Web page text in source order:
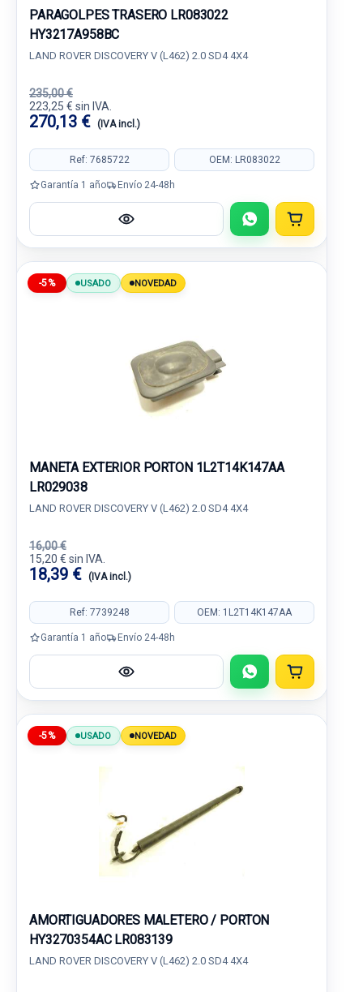
PARAGOLPES TRASERO LR083022
HY3217A958BC
LAND ROVER DISCOVERY V (L462) 2.0 SD4 4X4
235,00 €
223,25 € sin IVA.
270,13 € (IVA incl.)
Ref: 7685722 OEM: LR083022
Garantía 1 año Envío 24-48h
-5% USADO NOVEDAD
MANETA EXTERIOR PORTON 1L2T14K147AA
LR029038
LAND ROVER DISCOVERY V (L462) 2.0 SD4 4X4
16,00 €
15,20 € sin IVA.
18,39 € (IVA incl.)
Ref: 7739248 OEM: 1L2T14K147AA
Garantía 1 año Envío 24-48h
-5% USADO NOVEDAD
AMORTIGUADORES MALETERO / PORTON
HY3270354AC LR083139
LAND ROVER DISCOVERY V (L462) 2.0 SD4 4X4